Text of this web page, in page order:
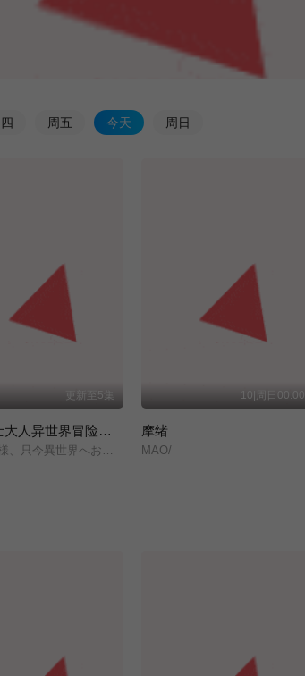
四 周五 今天 周 日
更新至5集
骸骨骑士大人异世界冒险中 第二季
骸骨騎士様、只今異世界へお出掛け中Ⅱ/
10|周日00:00
摩绪
MAO/